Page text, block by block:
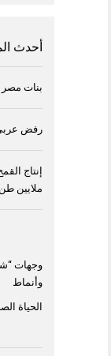
أحدث
بنات مصر
رفض عربي
ملايين طن
وجهات
وأنماط
الحياة